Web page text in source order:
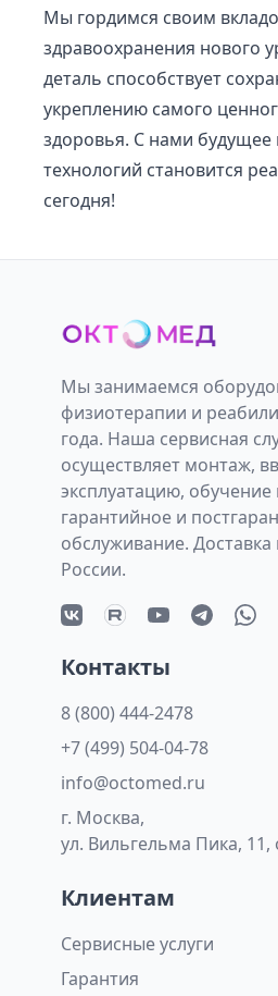
Мы гордимся своим
здравоохранения нового
деталь способствует
укреплению самого
здоровья. С нами будущее
технологий становится
сегодня!
Мы занимаемся
физиотерапии и
года. Наша сервисная
осуществляет монтаж,
эксплуатацию, обучение
гарантийное и
обслуживание.
России.
Контакты
8 (800) 444-2478
+7 (499) 504-04-78
info@octomed.ru
г. Москва,
ул. Вильгельма Пика, 11,
Клиентам
Сервисные услуги
Гарантия